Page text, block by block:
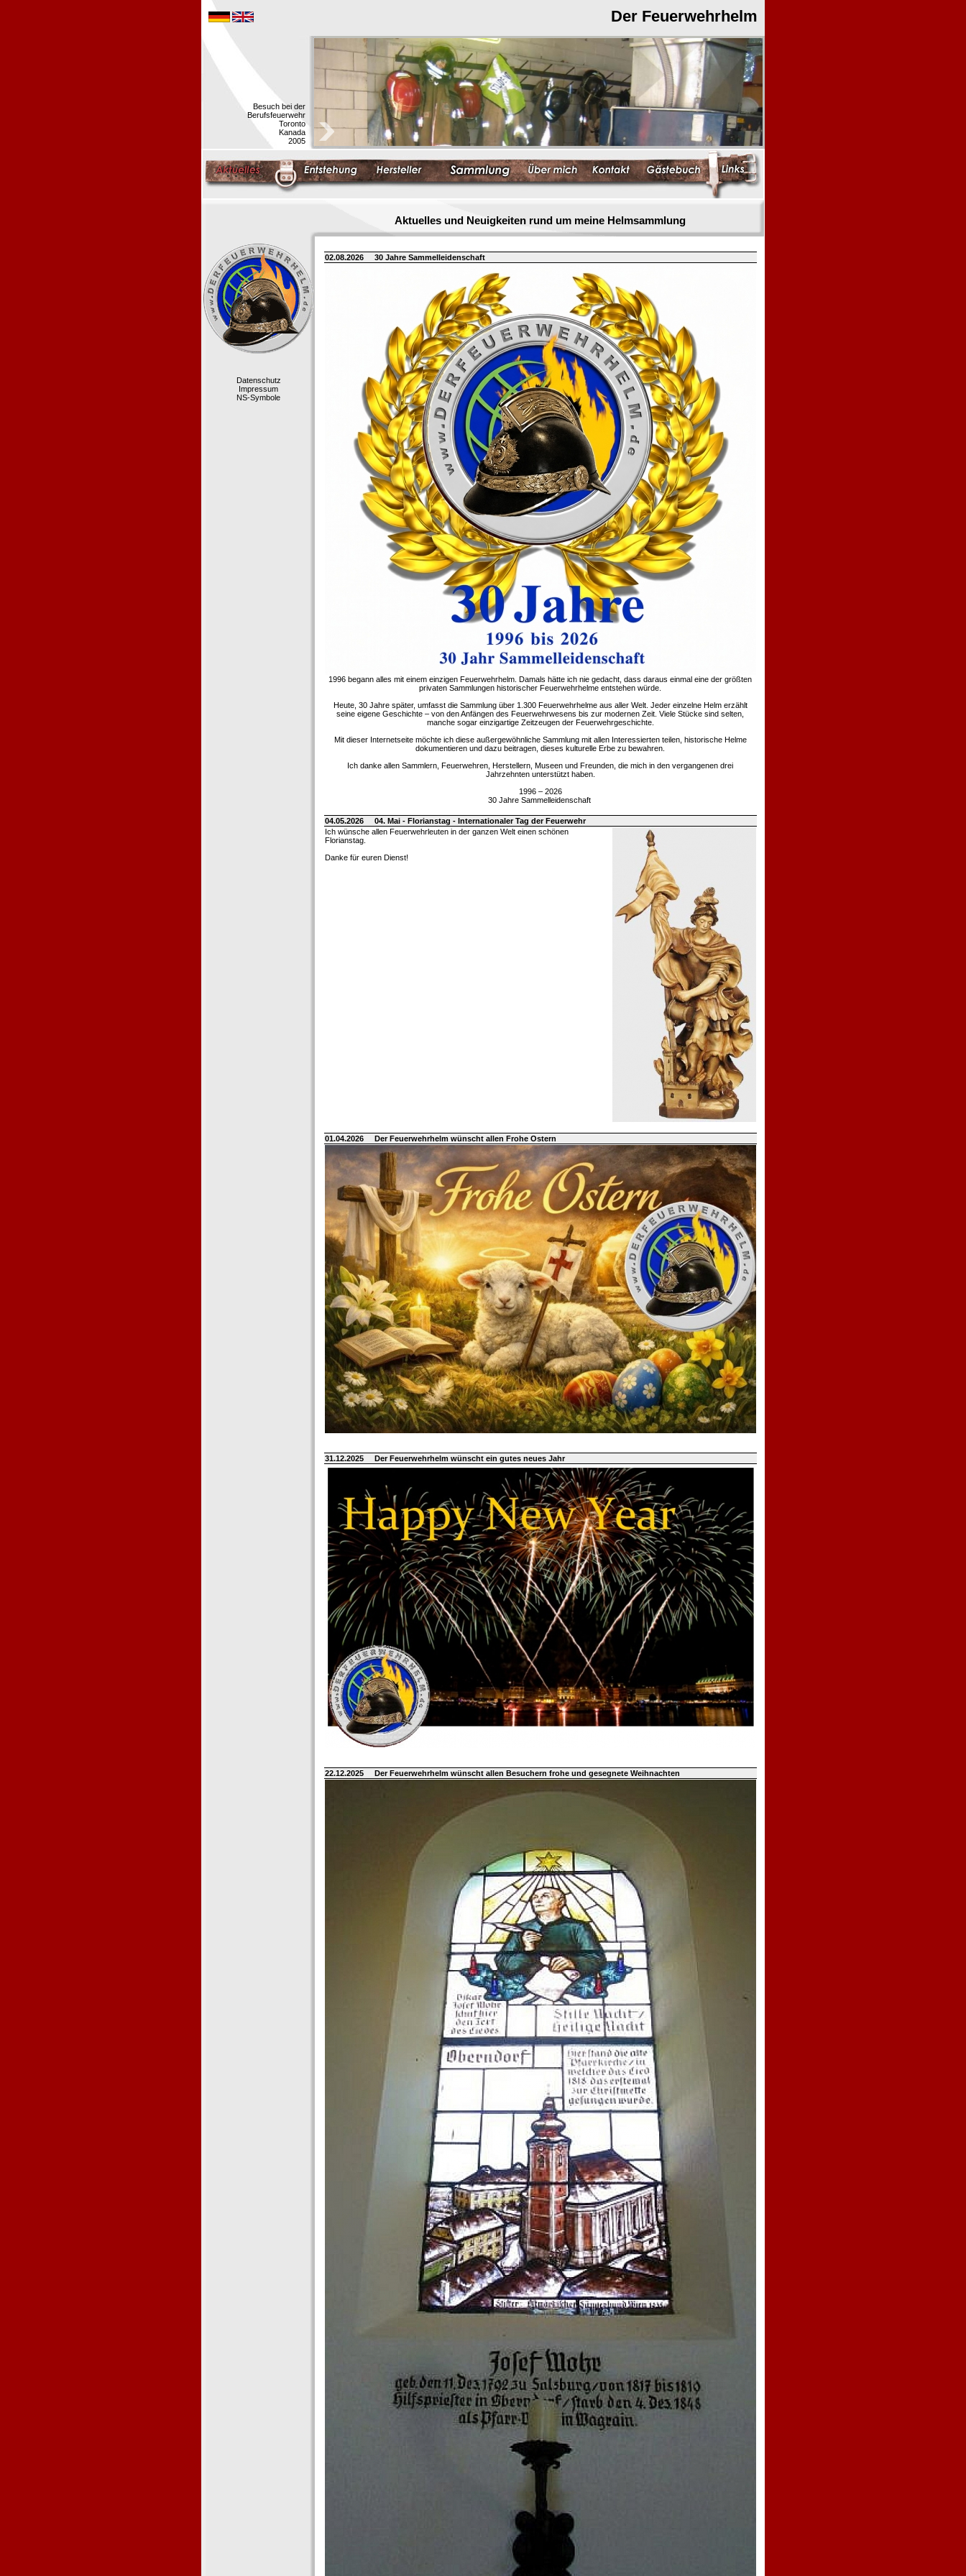
Der Feuerwehrhelm
Besuch bei der
Berufsfeuerwehr
Toronto
Kanada
2005
Aktuelles und Neuigkeiten rund um meine Helmsammlung
Datenschutz
Impressum
NS-Symbole
02.08.2026 30 Jahre Sammelleidenschaft
1996 begann alles mit einem einzigen Feuerwehrhelm. Damals hätte ich nie gedacht, dass daraus einmal eine der größten
privaten Sammlungen historischer Feuerwehrhelme entstehen würde.
Heute, 30 Jahre später, umfasst die Sammlung über 1.300 Feuerwehrhelme aus aller Welt. Jeder einzelne Helm erzählt
seine eigene Geschichte – von den Anfängen des Feuerwehrwesens bis zur modernen Zeit. Viele Stücke sind selten,
manche sogar einzigartige Zeitzeugen der Feuerwehrgeschichte.
Mit dieser Internetseite möchte ich diese außergewöhnliche Sammlung mit allen Interessierten teilen, historische Helme
dokumentieren und dazu beitragen, dieses kulturelle Erbe zu bewahren.
Ich danke allen Sammlern, Feuerwehren, Herstellern, Museen und Freunden, die mich in den vergangenen drei
Jahrzehnten unterstützt haben.
1996 – 2026
30 Jahre Sammelleidenschaft
04.05.2026
04. Mai - Florianstag - Internationaler Tag der Feuerwehr
Ich wünsche allen Feuerwehrleuten in der ganzen Welt einen schönen
Florianstag.
Danke für euren Dienst!
01.04.2026 Der Feuerwehrhelm wünscht allen Frohe Ostern
31.12.2025 Der Feuerwehrhelm wünscht ein gutes neues Jahr
22.12.2025 Der Feuerwehrhelm wünscht allen Besuchern frohe und gesegnete Weihnachten